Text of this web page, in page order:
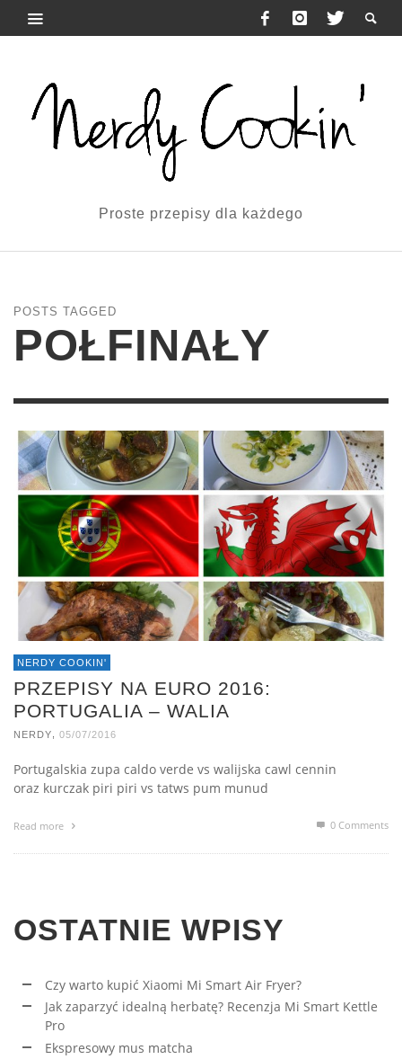
Proste przepisy dla każdego
POSTS TAGGED
POŁFINAŁY
NERDY COOKIN'
PRZEPISY NA EURO 2016:
PORTUGALIA – WALIA
NERDY 05/07/2016
Portugalskia zupa caldo verde vs walijska cawl cennin
oraz kurczak piri piri vs tatws pum munud
Read more 0 Comments
OSTATNIE WPISY
Czy warto kupić Xiaomi Mi Smart Air Fryer?
Jak zaparzyć idealną herbatę? Recenzja Mi Smart Kettle
Pro
Ekspresowy mus matcha